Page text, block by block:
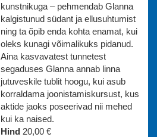
kunstnikuga – pehmendab Glanna
kalgistunud südant ja ellusuhtumist
ning ta õpib enda kohta enamat, kui
oleks kunagi võimalikuks pidanud.
Aina kasvavatest tunnetest
segaduses Glanna annab linna
jutuveskile tublit hoogu, kui asub
korraldama joonistamiskursust, kus
aktide jaoks poseerivad nii mehed
kui ka naised.
Hind 20,00 €